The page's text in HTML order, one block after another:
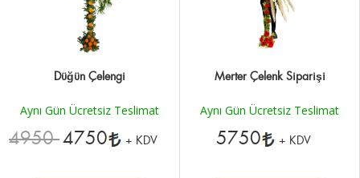
Düğün Çelengi
Aynı Gün Ücretsiz Teslimat
49504750 + KDV
Merter Çelenk Siparişi
Aynı Gün Ücretsiz Teslimat
5750 + KDV